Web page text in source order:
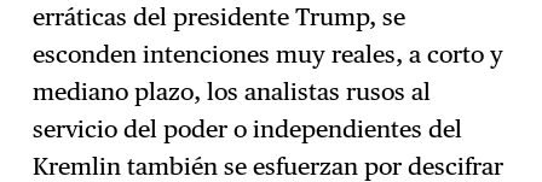
erráticas del presidente Trump, se
esconden intenciones muy reales, a corto y
mediano plazo, los analistas rusos al
servicio del poder o independientes del
Kremlin también se esfuerzan por descifrar